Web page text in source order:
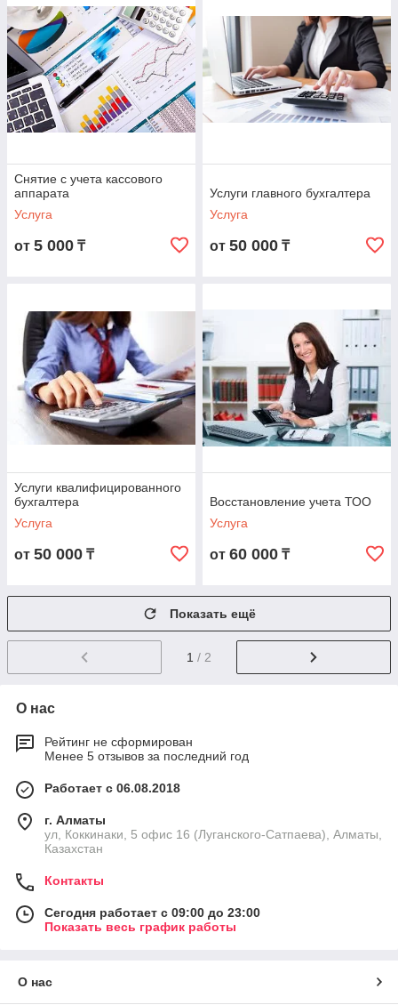
Снятие с учета кассового
аппарата
Услуга
от 5 000 ₸
Услуги главного бухгалтера
Услуга
от 50 000 ₸
Услуги квалифицированного
бухгалтера
Услуга
от 50 000 ₸
Восстановление учета ТОО
Услуга
от 60 000 ₸
Показать ещё
1 / 2
О нас
Рейтинг не сформирован
Менее 5 отзывов за последний год
Работает с 06.08.2018
г. Алматы
ул, Коккинаки, 5 офис 16 (Луганского-Сатпаева), Алматы,
Казахстан
Контакты
Сегодня работает с 09:00 до 23:00
Показать весь график работы
О нас